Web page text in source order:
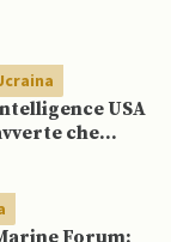
USA
che
è ancora
in
Forum: